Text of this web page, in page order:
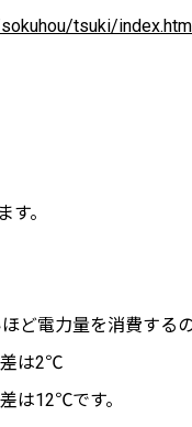
tsuki/
。
ど電力量を消費する
差は2℃
は12℃です。